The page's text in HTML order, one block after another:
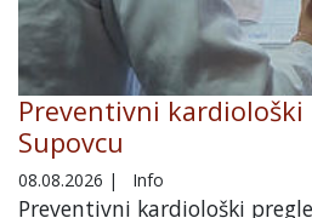
Preventivni kardiološki
Supovcu
08.08.2026 | Info
Preventivni kardiološki